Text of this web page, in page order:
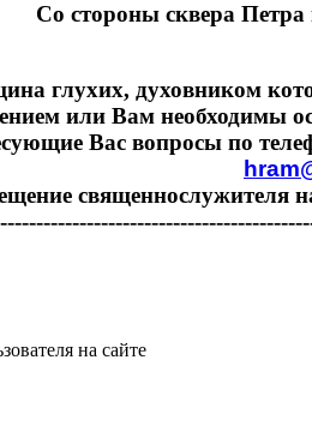
Cо стороны сквера
глухих, духовником
или Вам необходимы
Вас вопросы по
на сайте